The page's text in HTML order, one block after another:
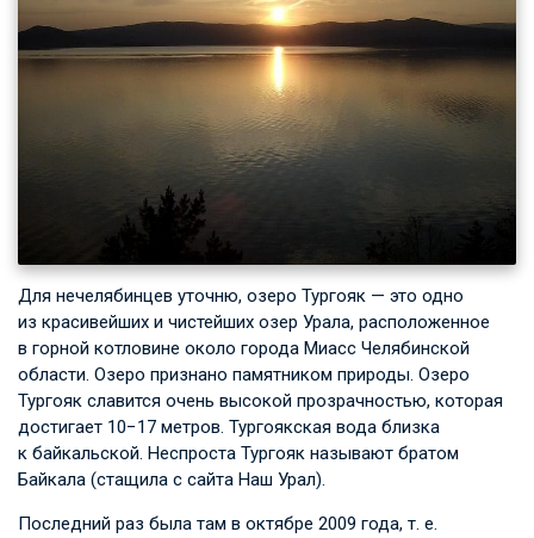
Для нечелябинцев уточню, озеро Тургояк — это одно
из красивейших и чистейших озер Урала, расположенное
в горной котловине около города Миасс Челябинской
области. Озеро признано памятником природы. Озеро
Тургояк славится очень высокой прозрачностью, которая
достигает 10−17 метров. Тургоякская вода близка
к байкальской. Неспроста Тургояк называют братом
Байкала (стащила с сайта Наш Урал).
Последний раз была там в октябре 2009 года, т. е.